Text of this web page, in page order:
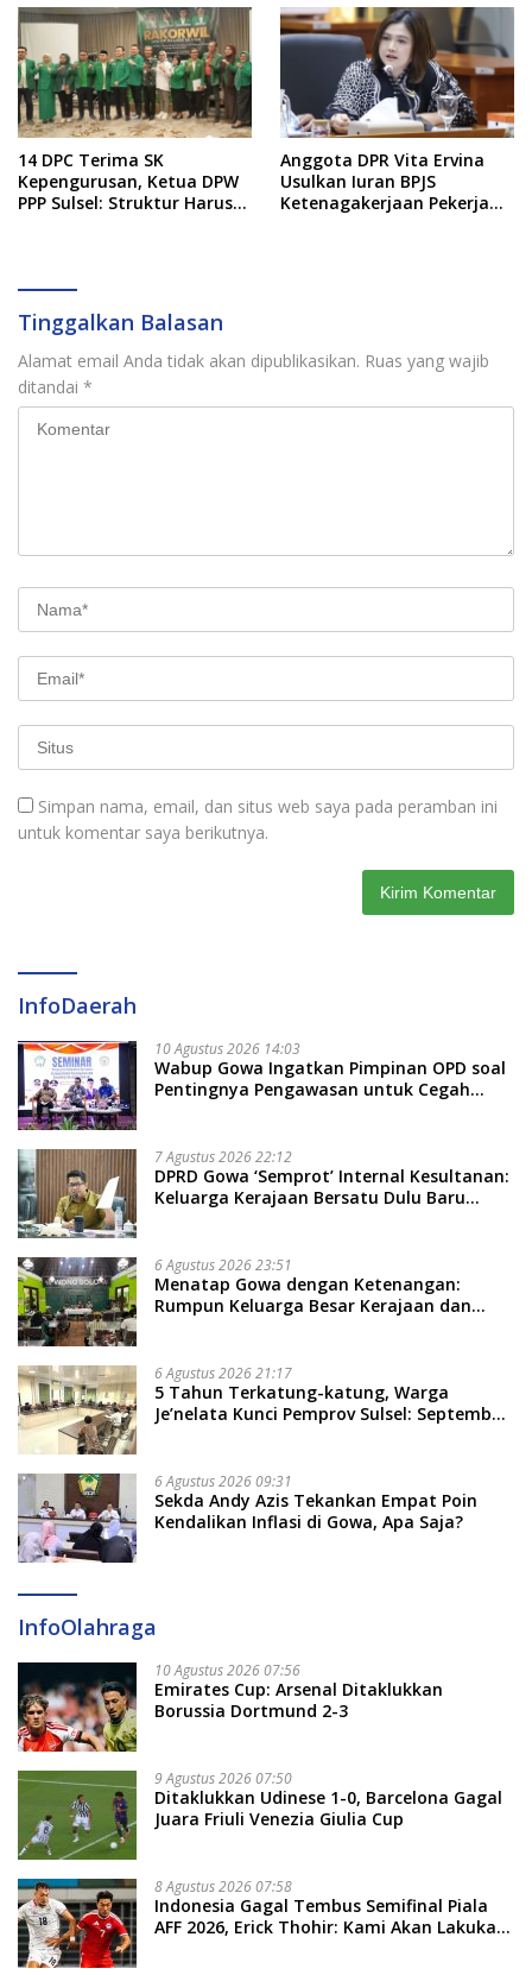
14 DPC Terima SK
Kepengurusan, Ketua DPW
PPP Sulsel: Struktur Harus
Anggota DPR Vita Ervina
Usulkan Iuran BPJS
Ketenagakerjaan Pekerja
Tinggalkan Balasan
Alamat email Anda tidak akan dipublikasikan. Ruas yang wajib
ditandai *
Simpan nama, email, dan situs web saya pada peramban ini
untuk komentar saya berikutnya.
InfoDaerah
10 Agustus 2026 14:03
Wabup Gowa Ingatkan Pimpinan OPD soal
Pentingnya Pengawasan untuk Cegah
7 Agustus 2026 22:12
DPRD Gowa ‘Semprot’ Internal Kesultanan:
Keluarga Kerajaan Bersatu Dulu Baru
6 Agustus 2026 23:51
Menatap Gowa dengan Ketenangan:
Rumpun Keluarga Besar Kerajaan dan
Soal Adat dan Adab
6 Agustus 2026 21:17
5 Tahun Terkatung-katung, Warga
Je’nelata Kunci Pemprov Sulsel: September
6 Agustus 2026 09:31
Sekda Andy Azis Tekankan Empat Poin
Kendalikan Inflasi di Gowa, Apa Saja?
InfoOlahraga
10 Agustus 2026 07:56
Emirates Cup: Arsenal Ditaklukkan
Borussia Dortmund 2-3
9 Agustus 2026 07:50
Ditaklukkan Udinese 1-0, Barcelona Gagal
Juara Friuli Venezia Giulia Cup
8 Agustus 2026 07:58
Indonesia Gagal Tembus Semifinal Piala
AFF 2026, Erick Thohir: Kami Akan Lakukan